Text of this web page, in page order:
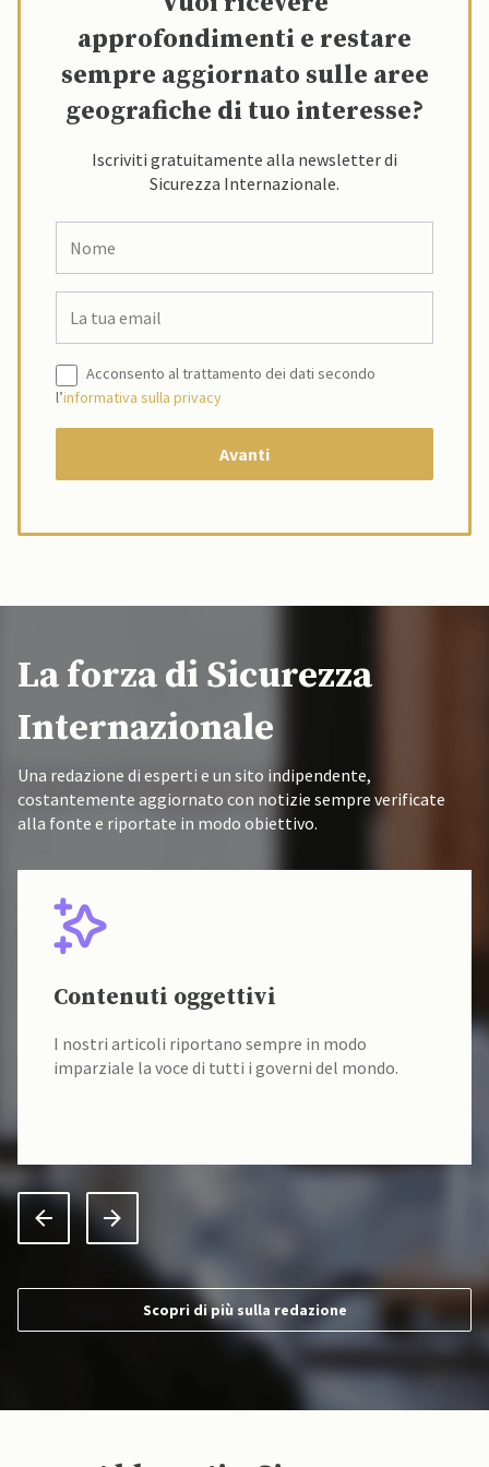
approfondimenti e restare
sempre aggiornato sulle aree
geografiche di tuo interesse?
Iscriviti gratuitamente alla newsletter di
Sicurezza Internazionale.
Acconsento al trattamento dei dati secondo
l’informativa sulla privacy
La forza di Sicurezza
Internazionale
Una redazione di esperti e un sito indipendente,
costantemente aggiornato con notizie sempre verificate
alla fonte e riportate in modo obiettivo.
Contenuti oggettivi
I nostri articoli riportano sempre in modo
imparziale la voce di tutti i governi del mondo.
Scopri di più sulla redazione